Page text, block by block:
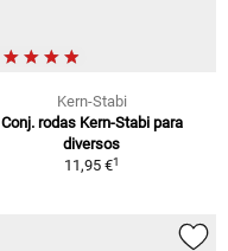
Kern-Stabi
Conj. rodas Kern-Stabi para
diversos
11,95 €1